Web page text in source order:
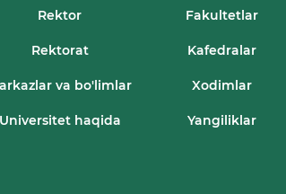
Rektor Fakultetlar
Rektorat Kafedralar
va bo'limlar Xodimlar
haqida Yangiliklar